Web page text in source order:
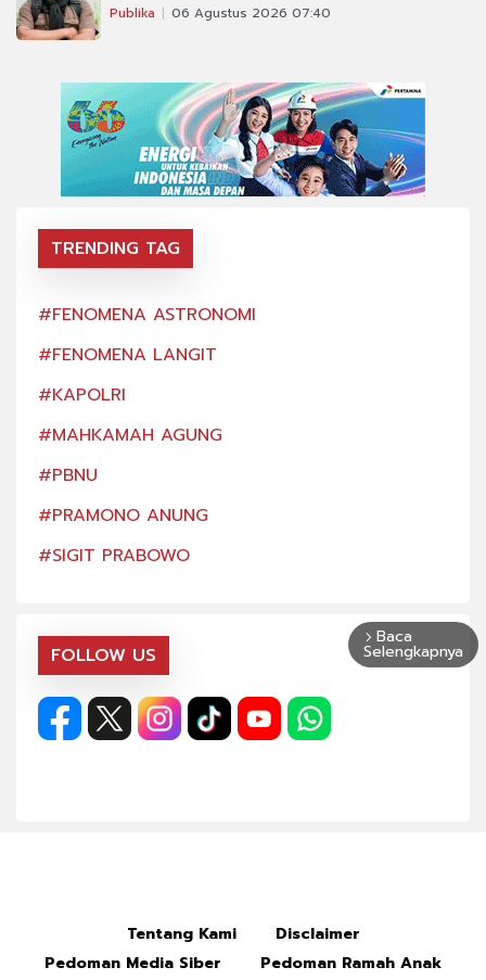
Publika 06 Agustus 2026 07:40
TRENDING TAG
#FENOMENA ASTRONOMI
#FENOMENA LANGIT
#KAPOLRI
#MAHKAMAH AGUNG
#PBNU
#PRAMONO ANUNG
#SIGIT PRABOWO
FOLLOW US
arrow_forward_ios Baca
Selengkapnya
Tentang Kami
Disclaimer
Pedoman Media Siber
Pedoman Ramah Anak